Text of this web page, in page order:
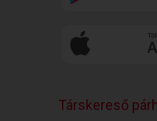
Társkereső